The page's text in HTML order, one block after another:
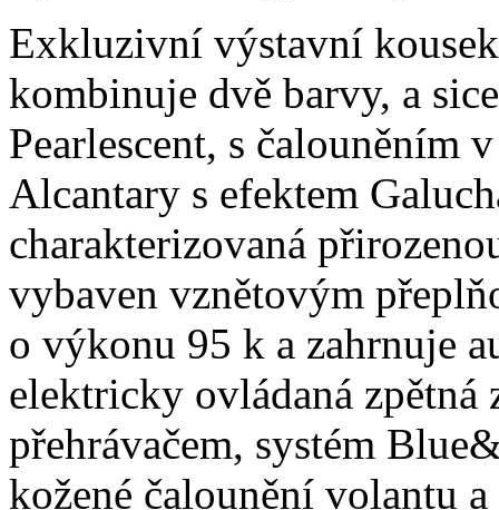
Exkluzivní výstavní
kombinuje dvě barvy, a
Pearlescent, s čalouněním
Alcantary s efektem
charakterizovaná
vybaven vznětovým
o výkonu 95 k a zahrnuje
elektricky ovládaná zpětná
přehrávačem, systém
kožené čalounění volantu